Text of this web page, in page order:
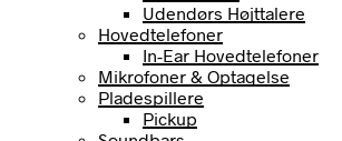
Udendørs Højttalere
Hovedtelefoner
In-Ear Hovedtelefoner
Mikrofoner & Optagelse
Pladespillere
Pickup